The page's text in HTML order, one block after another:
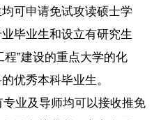
可申请免试攻读硕士学
毕业生和设立有研究生
程”建设的重点大学的化
优秀本科毕业生。
业及导师均可以接收推免